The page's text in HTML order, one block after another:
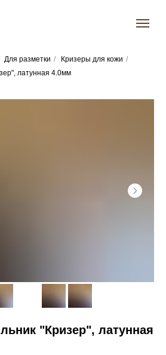
Для разметки / Кризеры для кожи /
латунная 4.0мм
"Кризер", латунная